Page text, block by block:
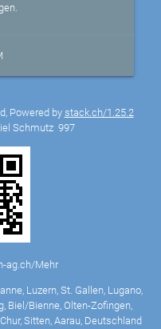
Powered bystack.ch/1.25.2
Schmutz 997
ag.ch/Mehr
Luzern, St. Gallen, Lugano,
Biel/Bienne, Olten-Zofingen,
Sitten, Aarau, Deutschland